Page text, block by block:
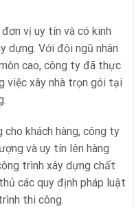
vị uy tín và có kinh
dựng. Với đội ngũ nhân
cao, công ty đã thực
việc xây nhà trọn gói tại
khách hàng, công ty
và uy tín lên hàng
trình xây dựng chất
các quy định pháp luật
thi công.